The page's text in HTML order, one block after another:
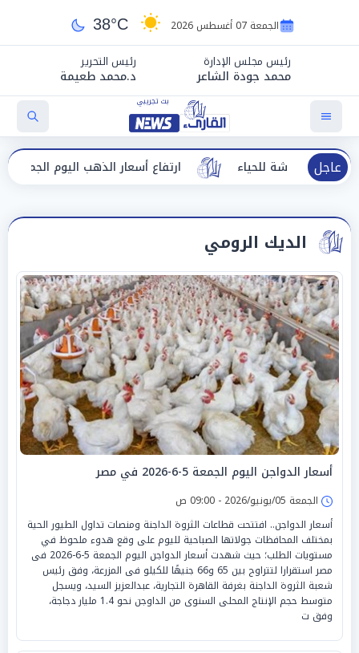
الجمعة 07 أغسطس 2026 38°C
رئيس مجلس الإدارة
محمد جودة الشاعر
رئيس التحرير
د.محمد طعيمة
عاجل ارتفاع أسعار الذهب اليوم الجمعة في مصر للحياء
الديك الرومي
أسعار الدواجن اليوم الجمعة 5-6-2026 في مصر
الجمعة 05/يونيو/2026 - 09:00 ص
أسعار الدواجن.. افتتحت قطاعات الثروة الداجنة ومنصات تداول الطيور الحية
بمختلف المحافظات جولاتها الصباحية لليوم على وقع هدوء ملحوظ في
مستويات الطلب؛ حيث شهدت أسعار الدواجن اليوم الجمعة 5-6-2026 فى
مصر استقرارا لتتراوح بين 65 و66 جنيهًا للكيلو فى المزرعة، وفق رئيس
شعبة الثروة الداجنة بغرفة القاهرة التجارية، عبدالعزيز السيد، ويسجل
متوسط حجم الإنتاج المحلى السنوى من الداوجن نحو 1.4 مليار دجاجة،
وفق ت